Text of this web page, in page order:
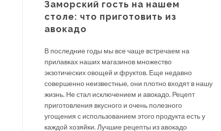
Заморский гость на нашем
столе: что приготовить из
авокадо
В последние годы мы все чаще встречаем на
прилавках наших магазинов множество
экзотических овощей и фруктов. Еще недавно
совершенно неизвестные, они плотно входят в нашу
жизнь. Не стал исключением и авокадо. Рецепт
приготовления вкусного и очень полезного
угощения с использованием этого продукта есть у
каждой хозяйки. Лучшие рецепты из авокадо